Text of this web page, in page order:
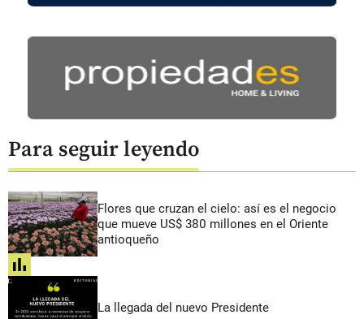
Para seguir leyendo
Flores que cruzan el cielo: así es el negocio
que mueve US$ 380 millones en el Oriente
antioqueño
share
La llegada del nuevo Presidente